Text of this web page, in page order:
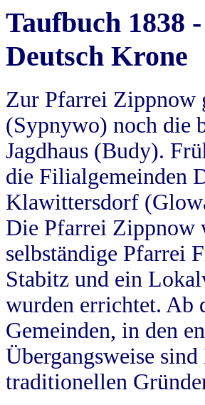
Taufbuch 1838
Deutsch Krone
Zur Pfarrei Zippnow
(Sypnywo) noch die
Jagdhaus (Budy).
die Filialgemeinden
Klawittersdorf
Die Pfarrei Zippnow
selbständige Pfarrei
Stabitz und ein
wurden errichtet. Ab
Gemeinden, in den
Übergangsweise
traditionellen